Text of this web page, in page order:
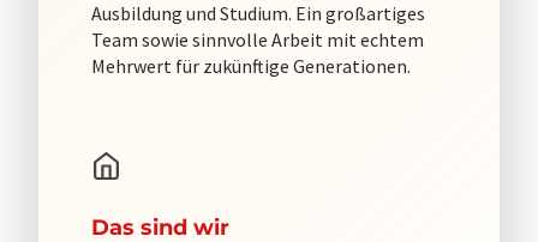
Ausbildung und Studium. Ein großartiges
Team sowie sinnvolle Arbeit mit echtem
Mehrwert für zukünftige Generationen.
Das sind wir